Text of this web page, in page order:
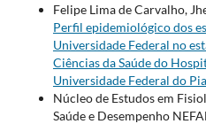
Felipe Lima de Carvalho,
Perfil epidemiológico dos
Universidade Federal no
Ciências da Saúde do
Universidade Federal do
Núcleo de Estudos em
Saúde e Desempenho